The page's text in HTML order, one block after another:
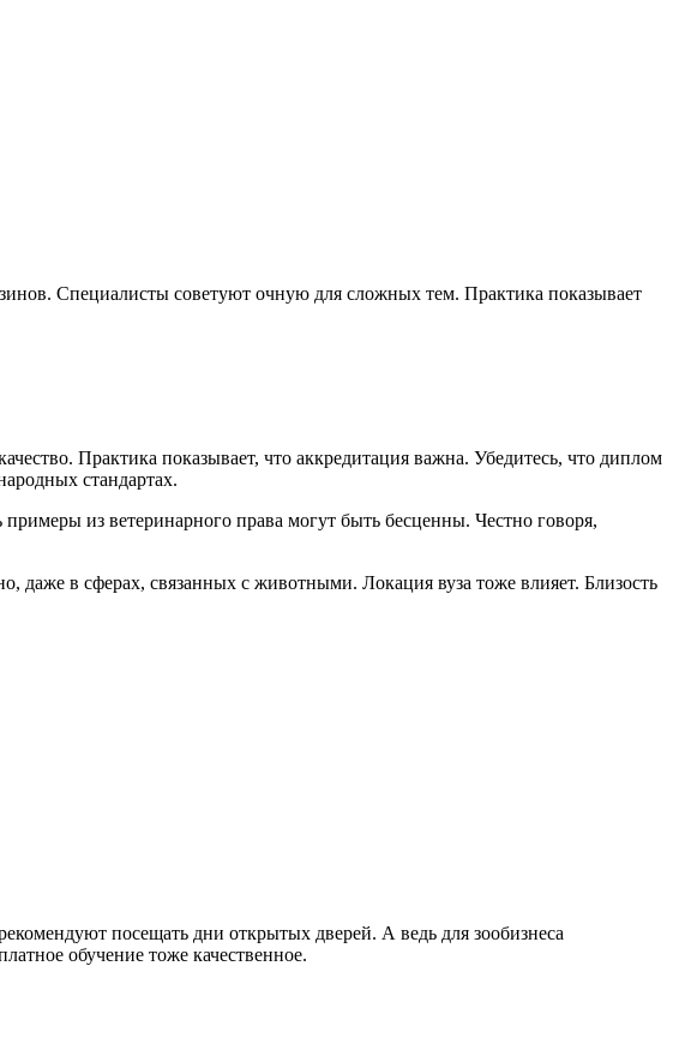
Специалисты советуют очную для сложных тем. Практика показывает
Практика показывает, что аккредитация важна. Убедитесь, что диплом
стандартах.
из ветеринарного права могут быть бесценны. Честно говоря,
в сферах, связанных с животными. Локация вуза тоже влияет. Близость
посещать дни открытых дверей. А ведь для зообизнеса
обучение тоже качественное.